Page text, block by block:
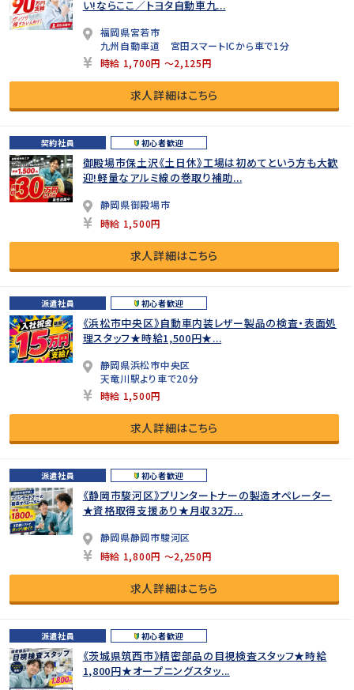
い!ならここ／トヨタ自動車九...
福岡県宮若市
九州自動車道 宮田スマートICから車で1分
時給 1,700円 ～2,125円
求人詳細はこちら
契約社員 初心者歓迎
御殿場市保土沢《土日休》工場は初めてという方も大歓
迎!軽量なアルミ線の巻取り補助...
静岡県御殿場市
時給 1,500円
求人詳細はこちら
派遣社員 初心者歓迎
《浜松市中央区》自動車内装レザー製品の検査・表面処
理スタッフ★時給1,500円★...
静岡県浜松市中央区
天竜川駅より車で20分
時給 1,500円
求人詳細はこちら
派遣社員 初心者歓迎
《静岡市駿河区》プリンタートナーの製造オペレーター
★資格取得支援あり★月収32万...
静岡県静岡市駿河区
時給 1,800円 ～2,250円
求人詳細はこちら
派遣社員 初心者歓迎
《茨城県筑西市》精密部品の目視検査スタッフ★時給
1,800円★オープニングスタッ...